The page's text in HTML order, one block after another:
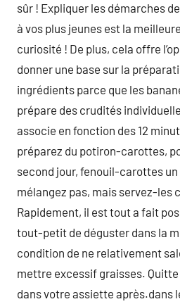
sûr ! Expliquer les démarches
à vos plus jeunes est la
curiosité ! De plus, cela offre
donner une base sur la
ingrédients parce que les
prépare des crudités
associe en fonction des 12
préparez du potiron-carottes,
second jour, fenouil-carottes
mélangez pas, mais servez-les
Rapidement, il est tout a fait
tout-petit de déguster dans la
condition de ne relativement
mettre excessif graisses.
dans votre assiette après.dans